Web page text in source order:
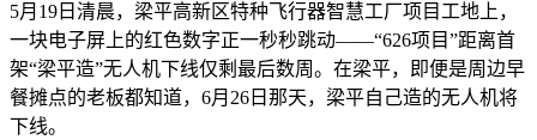
5月19日清晨，梁平高新区特种飞行器智慧工厂项目工地上，
一块电子屏上的红色数字正一秒秒跳动——“626项目”距离首
架“梁平造”无人机下线仅剩最后数周。在梁平，即便是周边早
餐摊点的老板都知道，6月26日那天，梁平自己造的无人机将
下线。